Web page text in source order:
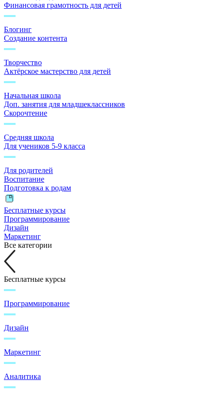
Финансовая грамотность для детей
Блогинг
Создание контента
Творчество
Актёрское мастерство для детей
Начальная школа
Доп. занятия для младшеклассников
Скорочтение
Средняя школа
Для учеников 5-9 класса
Для родителей
Воспитание
Подготовка к родам
Бесплатные курсы
Программирование
Дизайн
Маркетинг
Все категории
Бесплатные курсы
Программирование
Дизайн
Маркетинг
Аналитика